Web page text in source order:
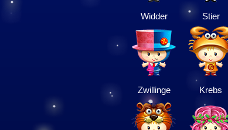
Widder Stier
Zwillinge Krebs